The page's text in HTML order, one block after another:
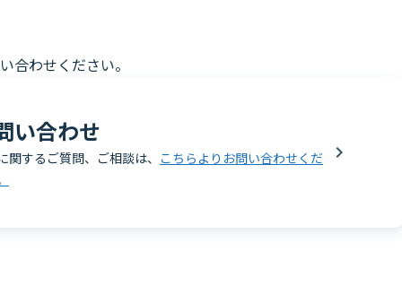
合わせください。
い合わせ
関するご質問、ご相談は、 こちらよりお問い合わせくだ